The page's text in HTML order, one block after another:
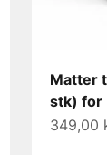
Matter
stk) for
349,00